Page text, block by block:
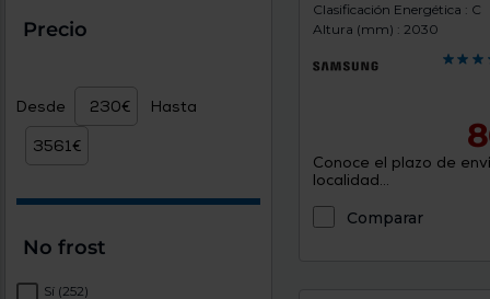
Precio
Desde Hasta
No frost
Sí (252)
Clasificación Energética : C
Altura (mm) : 2030
Conoce el plazo de
localidad...
Comparar